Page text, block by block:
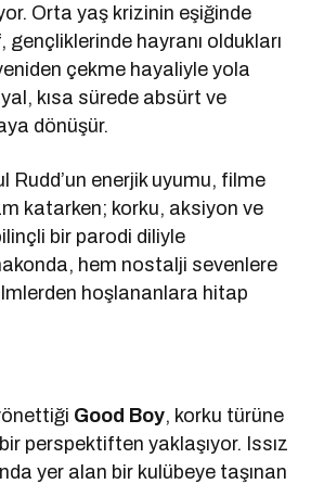
Orta yaş krizinin eşiğinde
hayranı oldukları
çekme hayaliyle yola
kısa sürede absürt ve
dönüşür.
Rudd’un enerjik uyumu, filme
katarken; korku, aksiyon ve
bir parodi diliyle
hem nostalji sevenlere
hoşlananlara hitap
Good Boy, korku türüne
bir perspektiften yaklaşıyor. Issız
yer alan bir kulübeye taşınan